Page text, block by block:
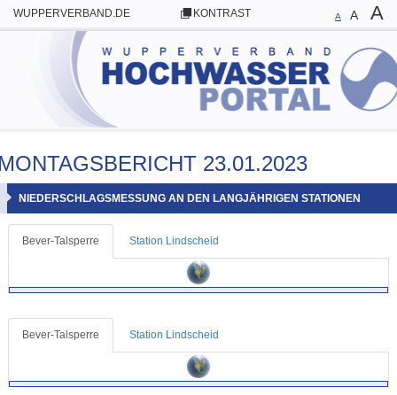
WUPPERVERBAND.DE KONTRAST A A A
23.01.2023
NIEDERSCHLAGSMESSUNG AN DEN LANGJÄHRIGEN STATIONEN
Bever-Talsperre Station Lindscheid
Bever-Talsperre Station Lindscheid